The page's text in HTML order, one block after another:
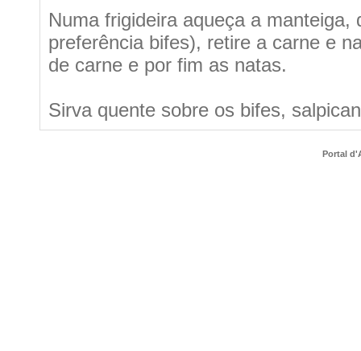
Numa frigideira aqueça a
preferência bifes), retire a carne e
de carne e por fim as natas.
Sirva quente sobre os bifes,
Portal